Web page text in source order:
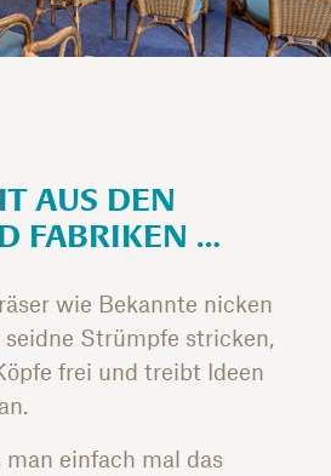
AUS DEN
FABRIKEN …
wie Bekannte nicken
Strümpfe stricken,
frei und treibt Ideen
einfach mal das